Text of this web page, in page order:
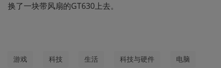
换了一块带风扇的GT630上去。
游戏 科技 生活 科技与硬件 电脑